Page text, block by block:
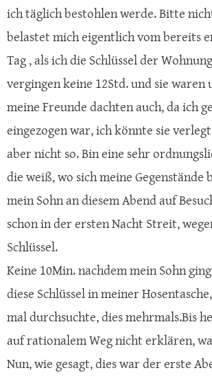
ich täglich bestohlen werde. Bitte
belastet mich eigentlich vom bereits
Tag , als ich die Schlüssel der
vergingen keine 12Std. und sie waren
meine Freunde dachten auch, da ich
eingezogen war, ich könnte sie
aber nicht so. Bin eine sehr
die weiß, wo sich meine Gegenstände
mein Sohn an diesem Abend auf
schon in der ersten Nacht Streit,
Schlüssel.
Keine 10Min. nachdem mein Sohn
diese Schlüssel in meiner
mal durchsuchte, dies mehrmals.Bis
auf rationalem Weg nicht erklären,
Nun, wie gesagt, dies war der erste